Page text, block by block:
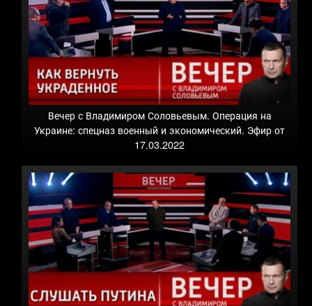
Вечер с Владимиром Соловьевым. Операция на
Украине: спецназ военный и экономический. Эфир от
17.03.2022